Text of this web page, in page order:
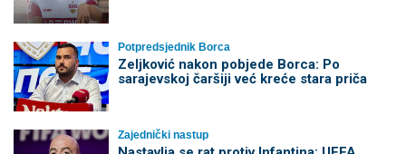
Potpredsjednik Borca
Zeljković nakon pobjede Borca: Po
sarajevskoj čaršiji već kreće stara priča
Zajednički nastup